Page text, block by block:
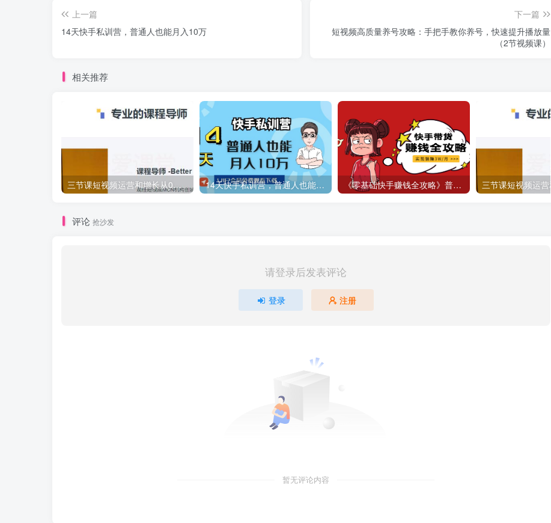
上一篇
14天快手私训营，普通人也能月入10万
下一篇
短视频高质量养号攻略：手把手教你养号，快速提升播放量
（2节视频课）
相关推荐
三节课短视频运营和增长从0到1打造具备复制力的变现账号 14天快手私训营，普通人也能月入10万 《零基础快手赚钱全攻略》普通人也能每月躺赚3万零花钱，实操干货
评论 抢沙发
请登录后发表评论
登录 注册
暂无评论内容